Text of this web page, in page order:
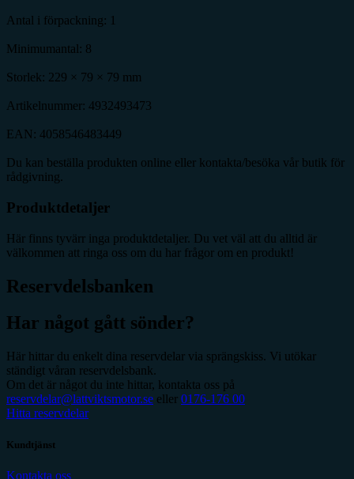
Antal i förpackning: 1
Minimumantal: 8
Storlek: 229 × 79 × 79 mm
Artikelnummer: 4932493473
EAN: 4058546483449
Du kan beställa produkten online eller kontakta/besöka vår butik för
rådgivning.
Produktdetaljer
Här finns tyvärr inga produktdetaljer. Du vet väl att du alltid är
välkommen att ringa oss om du har frågor om en produkt!
Reservdelsbanken
Har något gått sönder?
Här hittar du enkelt dina reservdelar via sprängskiss. Vi utökar
ständigt våran reservdelsbank.
Om det är något du inte hittar, kontakta oss på
reservdelar@lattviktsmotor.se eller 0176-176 00
Hitta reservdelar
Kundtjänst
Kontakta oss